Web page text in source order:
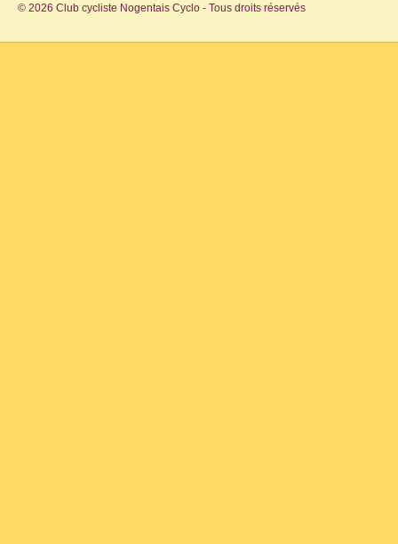
© 2026 Club cycliste Nogentais Cyclo - Tous droits réservés